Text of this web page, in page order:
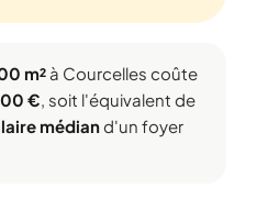
m² à Courcelles coûte
€, soit l'équivalent de
médiand'un foyer